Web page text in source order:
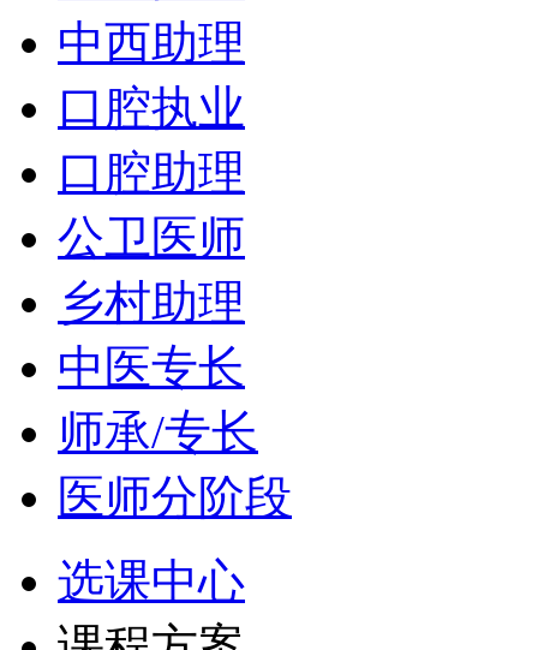
中西助理
口腔执业
口腔助理
公卫医师
乡村助理
中医专长
师承/专长
医师分阶段
选课中心